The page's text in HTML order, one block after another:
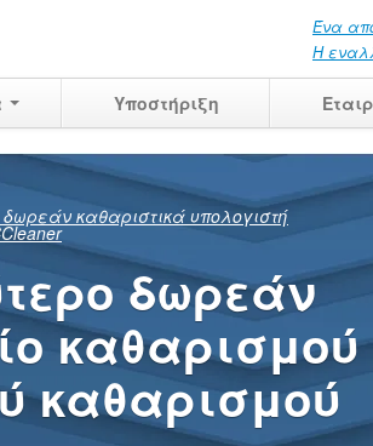
Ένα
Η
Υποστήριξη
τι
να
δραστηριοτήτων
σας στο σπίτι,